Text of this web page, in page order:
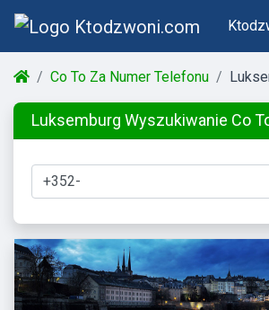
Co To Za Numer Telefonu
Luksemburg Wyszukiwanie Co